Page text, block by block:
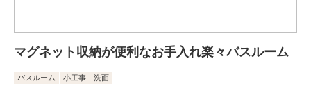
マグネット収納が便利なお手入れ楽々バスルーム
バスルーム 小工事 洗面